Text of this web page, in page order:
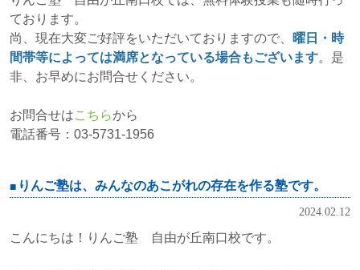
ております。
尚、現在大変ご好評をいただいておりますので、
曜日・時
間帯等によっては満席となっている場合もございます。是
非、お早めにお問合せください。
お問合せはこちらから
電話番号：03-5731-1956
りんご塾は、みんなのあこがれの存在を作る塾です。
2024.02.12
こんにちは！りんご塾 自由が丘南口校です。